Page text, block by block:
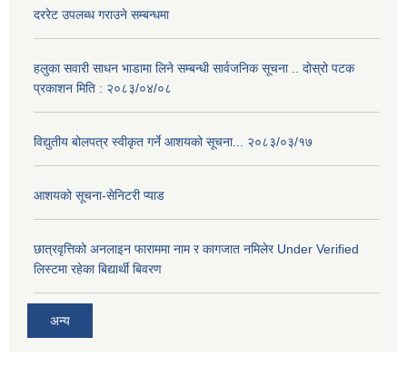
दररेट उपलब्ध गराउने सम्बन्धमा
हलुका सवारी साधन भाडामा लिने सम्बन्धी सार्वजनिक सूचना .. दोस्रो पटक
प्रकाशन मिति : २०८३/०४/०८
विद्युतीय बोलपत्र स्वीकृत गर्ने आशयको सूचना... २०८३/०३/१७
आशयको सूचना-सेनिटरी प्याड
छात्रवृत्तिको अनलाइन फाराममा नाम र कागजात नमिलेर Under Verified
लिस्टमा रहेका बिद्यार्थी बिवरण
अन्य